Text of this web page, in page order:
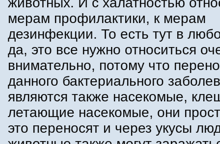
мерам профилактики, к мерам
дезинфекции. То есть тут в
да, это все нужно относиться
внимательно, потому что
данного бактериального
являются также насекомые,
летающие насекомые, они
это переносят и через укусы